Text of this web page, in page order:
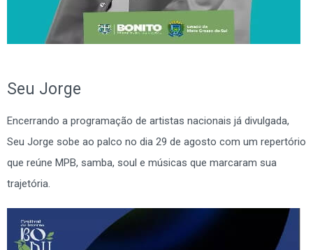
Seu Jorge
Encerrando a programação de artistas nacionais já divulgada,
Seu Jorge sobe ao palco no dia 29 de agosto com um repertório
que reúne MPB, samba, soul e músicas que marcaram sua
trajetória.